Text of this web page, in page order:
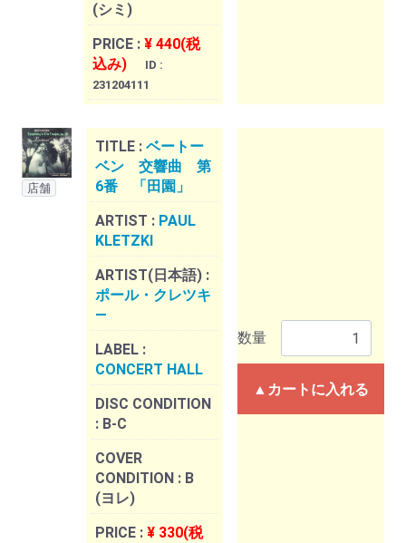
(シミ)
PRICE : ¥ 440(税
込み)
ID :
231204111
店舗
TITLE : ベートー
ベン 交響曲 第
6番 「田園」
ARTIST : PAUL
KLETZKI
ARTIST(日本語) :
ポール・クレツキ
―
LABEL :
CONCERT HALL
DISC CONDITION
: B-C
COVER
CONDITION : B
(ヨレ)
PRICE : ¥ 330(税
数量
▲カートに入れる